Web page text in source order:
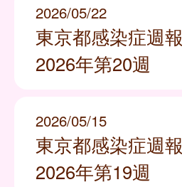
2026/05/22
東京都感染症週報
2026年第20週
2026/05/15
東京都感染症週報
2026年第19週